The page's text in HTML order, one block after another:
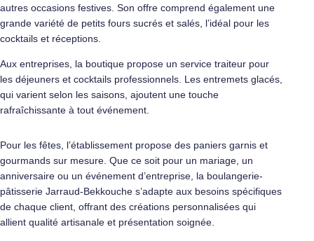
autres occasions festives. Son offre comprend également une
grande variété de petits fours sucrés et salés, l’idéal pour les
cocktails et réceptions.
Aux entreprises, la boutique propose un service traiteur pour
les déjeuners et cocktails professionnels. Les entremets glacés,
qui varient selon les saisons, ajoutent une touche
rafraîchissante à tout événement.
Pour les fêtes, l’établissement propose des paniers garnis et
gourmands sur mesure. Que ce soit pour un mariage, un
anniversaire ou un événement d’entreprise, la boulangerie-
pâtisserie Jarraud-Bekkouche s’adapte aux besoins spécifiques
de chaque client, offrant des créations personnalisées qui
allient qualité artisanale et présentation soignée.